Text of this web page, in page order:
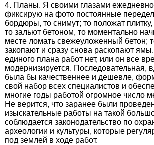
4. Планы. Я своими глазами
фиксирую на фото постоянные
бордюры, то снимут; то положат плитку,
то зальют бетоном, то моментально
месте ломать свежеуложенный бетон;
закопают и сразу снова раскопают
единого плана работ нет, или он все
модернизируется. Последовательная,
была бы качественнее и дешевле,
свой набор всех специалистов и
многие годы работой огромное число
Не верится, что заранее были
изыскательные работы на такой
соблюдается законодательство по
археологии и культуры, которые
под землей в ходе работ.